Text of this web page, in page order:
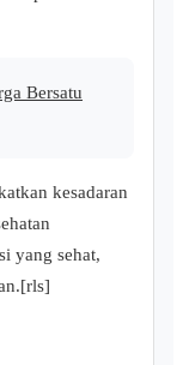
Bersatu
kesadaran
yang sehat,